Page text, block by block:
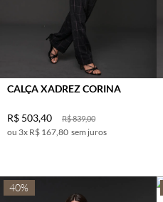
CALÇA XADREZ CORINA
R$839,00
R$ 503,40
3x R$ 167,80 sem juros
40%